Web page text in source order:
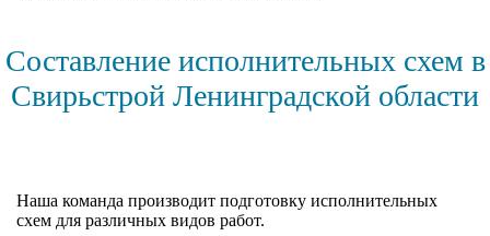
Составление исполнительных схем в
Свирьстрой Ленинградской области
Наша команда производит подготовку исполнительных
схем для различных видов работ.